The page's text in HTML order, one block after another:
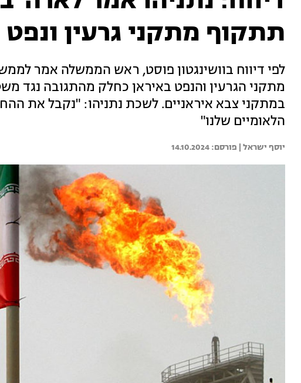
תתקוף מתקני גרעין ונפט
לפי דיווח בוושינגטון פוסט, ראש הממשלה אמר
מתקני הגרעין והנפט באיראן כחלק מהתגובה נגד
במתקני צבא איראניים. לשכת נתניהו: "נקבל את
הלאומיים שלנו"
יוסף ישראל | 14.10.2024